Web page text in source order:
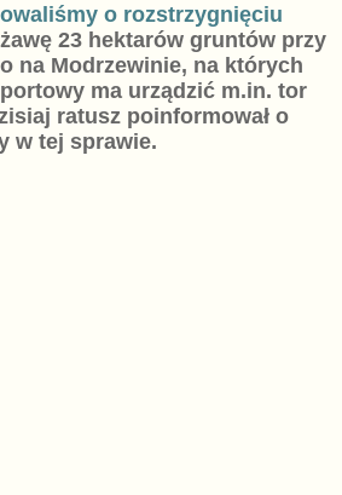
o rozstrzygnięciu
23 hektarów gruntów przy
na Modrzewinie, na których
ma urządzić m.in. tor
ratusz poinformował o
w tej sprawie.